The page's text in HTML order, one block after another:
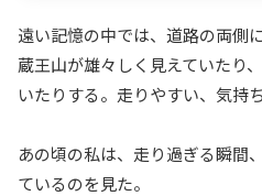
遠い記憶の中では、道路の両側
蔵王山が雄々しく見えていたり
いたりする。走りやすい、気持
あの頃の私は、走り過ぎる瞬間
ているのを見た。